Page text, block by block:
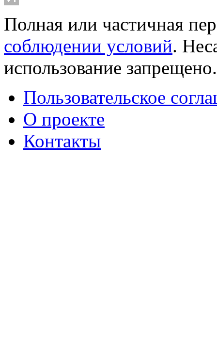
Полная или частичная
соблюдении условий.
использование
Пользовательское
О проекте
Контакты